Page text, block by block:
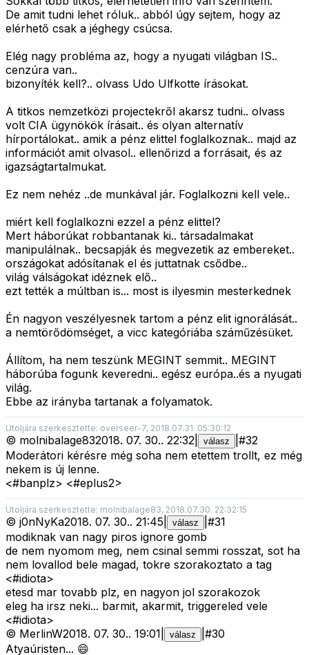
De amit tudni lehet róluk.. abból úgy sejtem, hogy az
elérhető csak a jéghegy csúcsa.
Elég nagy probléma az, hogy a nyugati világban IS..
cenzúra van..
bizonyíték kell?.. olvass Udo Ulfkotte írásokat.
A titkos nemzetközi projectekről akarsz tudni.. olvass
volt CIA ügynökök írásait.. és olyan alternatív
hírportálokat.. amik a pénz elittel foglalkoznak.. majd az
információt amit olvasol.. ellenőrizd a forrásait, és az
igazságtartalmukat.
Ez nem nehéz ..de munkával jár. Foglalkozni kell vele..
miért kell foglalkozni ezzel a pénz elittel?
Mert háborúkat robbantanak ki.. társadalmakat
manipulálnak.. becsapják és megvezetik az embereket..
országokat adósítanak el és juttatnak csődbe..
világ válságokat idéznek elő..
ezt tették a múltban is... most is ilyesmin mesterkednek
Én nagyon veszélyesnek tartom a pénz elit ignorálását..
a nemtörődömséget, a vicc kategóriába száműzésüket.
Állítom, ha nem teszünk MEGINT semmit.. MEGINT
háborúba fogunk keveredni.. egész európa..és a nyugati
világ.
Ebbe az irányba tartanak a folyamatok.
Utoljára szerkesztette: overseer-7, 2018.07.31. 05:30:12
© molnibalage832018. 07. 30.. 22:32 válasz #32
Moderátori kérésre még soha nem etettem trollt, ez még
nekem is új lenne.
<#banplz> <#eplus2>
Utoljára szerkesztette: molnibalage83, 2018.07.30. 22:32:15
© j0nNyKa2018. 07. 30.. 21:45 válasz #31
modiknak van nagy piros ignore gomb
de nem nyomom meg, nem csinal semmi rosszat, sot ha
nem lovallod bele magad, tokre szorakoztato a tag
<#idiota>
etesd mar tovabb plz, en nagyon jol szorakozok
eleg ha irsz neki... barmit, akarmit, triggereled vele
<#idiota>
© MerlinW2018. 07. 30.. 19:01 válasz #30
Atyaúristen... 😄